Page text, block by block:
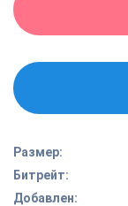
Размер:
Битрейт:
Добавлен: